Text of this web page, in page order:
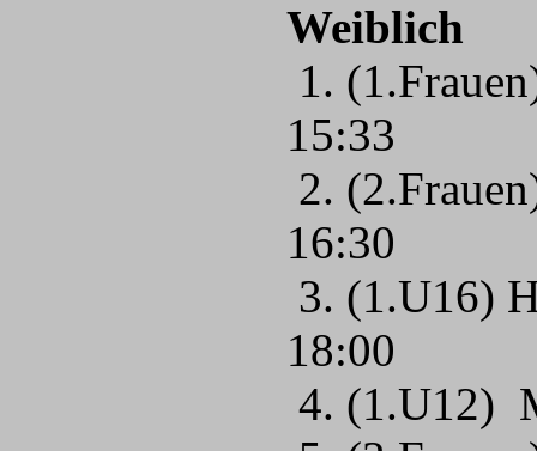
Weiblich
1.
15:33
2.
16:30
3. (1.U16)
18:00
4. (1.U12)